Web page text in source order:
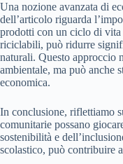
Una nozione avanzata di
dell’articolo riguarda
prodotti con un ciclo di
riciclabili, può ridurre
naturali. Questo approccio
ambientale, ma può anche
economica.
In conclusione, riflettiamo
comunitarie possano
sostenibilità e
scolastico, può contribuire